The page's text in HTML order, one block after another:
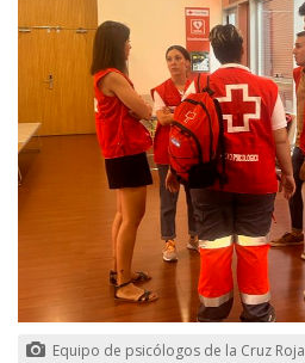
Equipo de psicólogos de la Cruz Roja